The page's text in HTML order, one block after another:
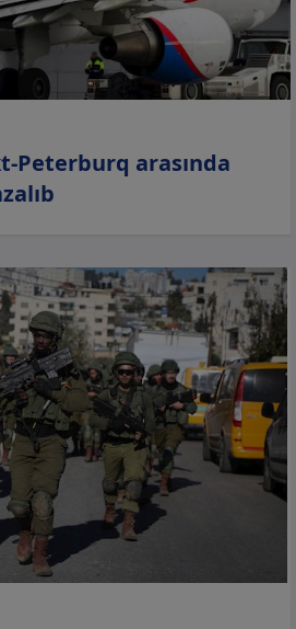
Peterburq arasında